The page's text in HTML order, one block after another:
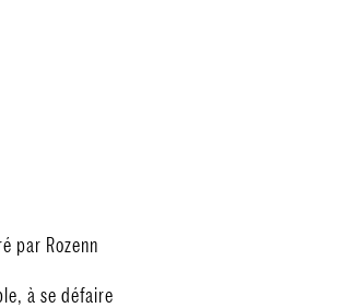
par Rozenn
à se défaire